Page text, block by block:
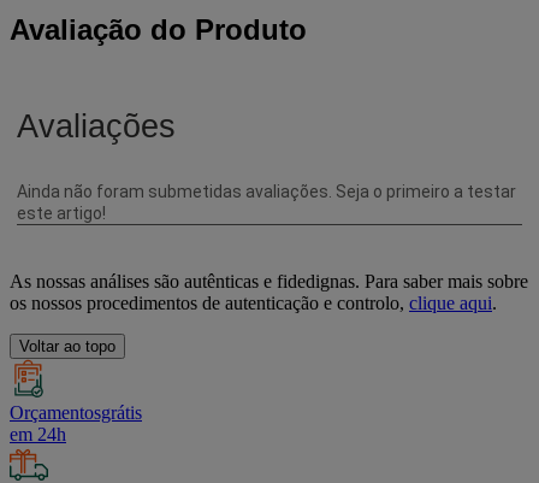
Avaliação do Produto
As nossas análises são autênticas e fidedignas. Para saber mais sobre
os nossos procedimentos de autenticação e controlo, clique aqui.
Voltar ao topo
Orçamentosgrátis
em 24h